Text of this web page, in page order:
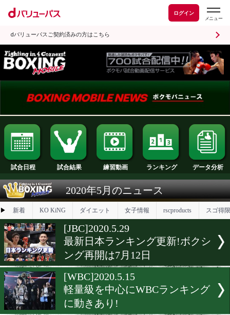
ログイン
dバリューパスご契約済みの方はこちら
試合日程 試合結果 練習動画 ランキング
2020年5月のニュース
▶ 新着 KO KiNG ダイエット
[JBC]2020.5.29
最新日本ランキング更新!
ング再開は7月12日